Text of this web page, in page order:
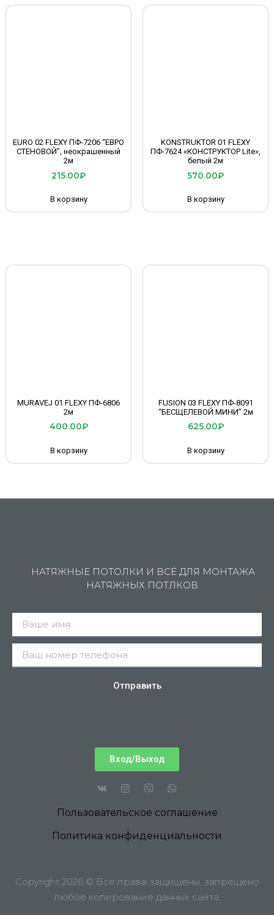
EURO 02 FLEXY ПФ-7206 “ЕВРО
СТЕНОВОЙ”, неокрашенный
2м
215.00₽
В корзину
KONSTRUKTOR 01 FLEXY
ПФ-7624 «КОНСТРУКТОР Lite»,
белый 2м
570.00₽
В корзину
MURAVEJ 01 FLEXY ПФ-6806
2м
400.00₽
В корзину
FUSION 03 FLEXY ПФ-8091
“БЕСЩЕЛЕВОЙ МИНИ” 2м
625.00₽
В корзину
НАТЯЖНЫЕ ПОТОЛКИ И ВСЁ ДЛЯ МОНТАЖА
НАТЯЖНЫХ ПОТЛКОВ
Отправить
Вход/Выход
Пользовательское соглашение
Политика конфиденциальности
Copyright 2026 © Все права защищены, запрещено
любое копирование данных сайта.